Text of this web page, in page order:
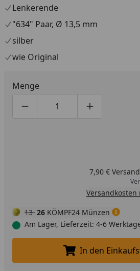
Lenkerende
"634" Paar, Ø 13,5 mm
silber
wie Original
Menge
Produktmenge um eins
Produktmenge
7,90 €
13 26 KÖMPF24 Münzen
Am Lager, Lieferzeit: 4-6
In den
In den